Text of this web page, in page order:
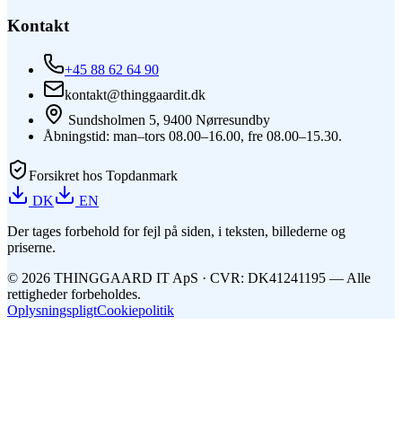
Kontakt
+45 88 62 64 90
kontakt@thinggaardit.dk
Sundsholmen 5, 9400 Nørresundby
Åbningstid: man–tors 08.00–16.00, fre 08.00–15.30.
Forsikret hos Topdanmark
DK
EN
Der tages forbehold for fejl på siden, i teksten, billederne og
priserne.
© 2026 THINGGAARD IT ApS · CVR: DK41241195 — Alle
rettigheder forbeholdes.
OplysningspligtCookiepolitik